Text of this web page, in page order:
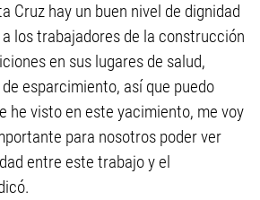
Cruz hay un buen nivel de dignidad
los trabajadores de la construcción
en sus lugares de salud,
esparcimiento, así que puedo
he visto en este yacimiento, me voy
para nosotros poder ver
entre este trabajo y el